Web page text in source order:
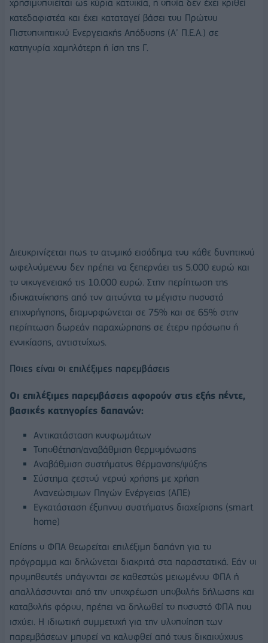
χρησιμοποιείται ως κύρια κατοικία, η οποία δεν έχει κριθεί
κατεδαφιστέα και έχει καταταγεί βάσει του Πρώτου
Πιστοποιητικού Ενεργειακής Απόδοσης (Α’ Π.Ε.Α.) σε
κατηγορία χαμηλότερη ή ίση της Γ.
Διευκρινίζεται πως το ατομικό εισόδημα του κάθε δυνητικού
ωφελούμενου δεν πρέπει να ξεπερνάει τις 5.000 ευρώ και
το οικογενειακό τις 10.000 ευρώ. Στην περίπτωση της
ιδιοκατοίκησης από τον αιτούντα το μέγιστο ποσοστό
επιχορήγησης, διαμορφώνεται σε 75% και σε 65% στην
περίπτωση δωρεάν παραχώρησης σε έτερο πρόσωπο ή
ενοικίασης, αντιστοίχως.
Ποιες είναι οι επιλέξιμες παρεμβάσεις
Οι επιλέξιμες παρεμβάσεις αφορούν στις εξής πέντε,
βασικές κατηγορίες δαπανών:
Αντικατάσταση κουφωμάτων
Τοποθέτηση/αναβάθμιση θερμομόνωσης
Αναβάθμιση συστήματος θέρμανσης/ψύξης
Σύστημα ζεστού νερού χρήσης με χρήση
Ανανεώσιμων Πηγών Ενέργειας (ΑΠΕ)
Εγκατάσταση έξυπνου συστήματος διαχείρισης (smart
home)
Επίσης ο ΦΠΑ θεωρείται επιλέξιμη δαπάνη για το
πρόγραμμα και δηλώνεται διακριτά στα παραστατικά. Εάν οι
προμηθευτές υπάγονται σε καθεστώς μειωμένου ΦΠΑ ή
απαλλάσσονται από την υποχρέωση υποβολής δήλωσης και
καταβολής φόρου, πρέπει να δηλωθεί το ποσοστό ΦΠΑ που
ισχύει. Η ιδιωτική συμμετοχή για την υλοποίηση των
παρεμβάσεων μπορεί να καλυφθεί από τους δικαιούχους